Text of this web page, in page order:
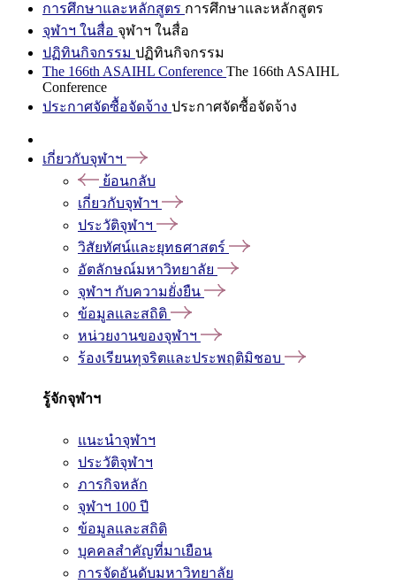
การศึกษาและหลักสูตร การศึกษาและหลักสูตร
จุฬาฯ ในสื่อ จุฬาฯ ในสื่อ
ปฏิทินกิจกรรม ปฏิทินกิจกรรม
The 166th ASAIHL Conference The 166th ASAIHL
Conference
ประกาศจัดซื้อจัดจ้าง ประกาศจัดซื้อจัดจ้าง
เกี่ยวกับจุฬาฯ
ย้อนกลับ
เกี่ยวกับจุฬาฯ
ประวัติจุฬาฯ
วิสัยทัศน์และยุทธศาสตร์
อัตลักษณ์มหาวิทยาลัย
จุฬาฯ กับความยั่งยืน
ข้อมูลและสถิติ
หน่วยงานของจุฬาฯ
ร้องเรียนทุจริตและประพฤติมิชอบ
รู้จักจุฬาฯ
แนะนำจุฬาฯ
ประวัติจุฬาฯ
ภารกิจหลัก
จุฬาฯ 100 ปี
ข้อมูลและสถิติ
บุคคลสำคัญที่มาเยือน
การจัดอันดับมหาวิทยาลัย